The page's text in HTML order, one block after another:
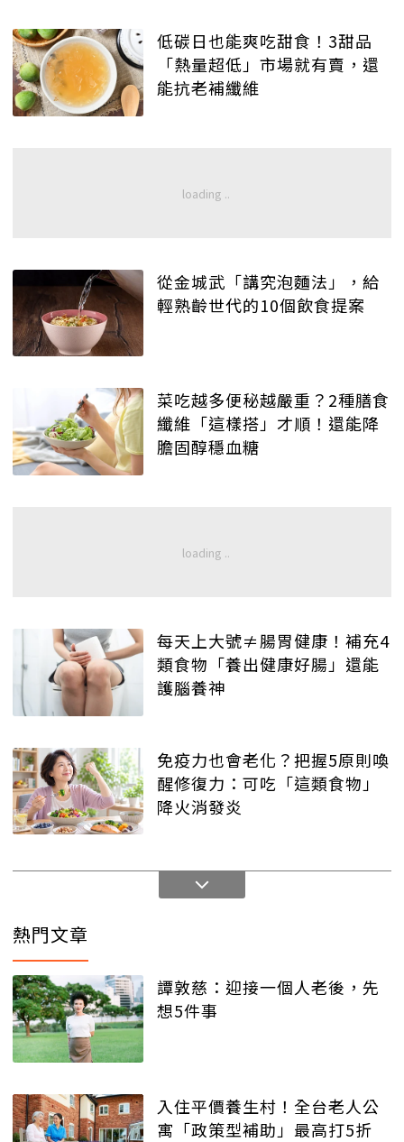
低碳日也能爽吃甜食！3甜品
「熱量超低」市場就有賣，還
能抗老補纖維
從金城武「講究泡麵法」，給
輕熟齡世代的10個飲食提案
菜吃越多便秘越嚴重？2種膳食
纖維「這樣搭」才順！還能降
膽固醇穩血糖
每天上大號≠腸胃健康！補充4
類食物「養出健康好腸」還能
護腦養神
免疫力也會老化？把握5原則喚
醒修復力：可吃「這類食物」
降火消發炎
熱門文章
譚敦慈：迎接一個人老後，先
想5件事
入住平價養生村！全台老人公
寓「政策型補助」最高打5折